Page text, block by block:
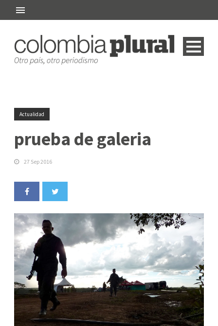
Actualidad
prueba de galeria
27 Sep 2016